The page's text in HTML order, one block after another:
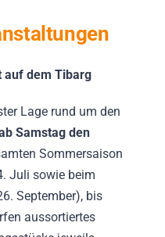
auf dem Tibarg
Lage rund um den
Samstag den
Sommersaison
Juli sowie beim
September), bis
aussortiertes